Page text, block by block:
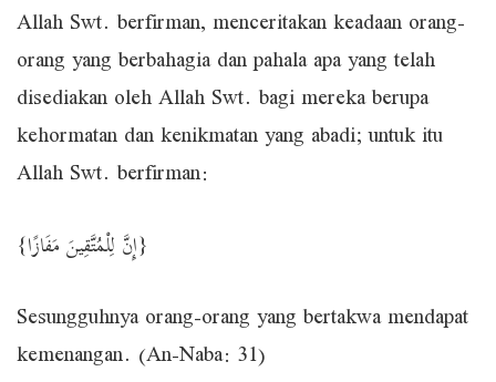
Allah Swt. berfirman, menceritakan keadaan orang-
orang yang berbahagia dan pahala apa yang telah
disediakan oleh Allah Swt. bagi mereka berupa
kehormatan dan kenikmatan yang abadi; untuk itu
Allah Swt. berfirman:
{إِنَّ لِلْمُتَّقِينَ مَفَازًا}
Sesungguhnya orang-orang yang bertakwa mendapat
kemenangan. (An-Naba: 31)